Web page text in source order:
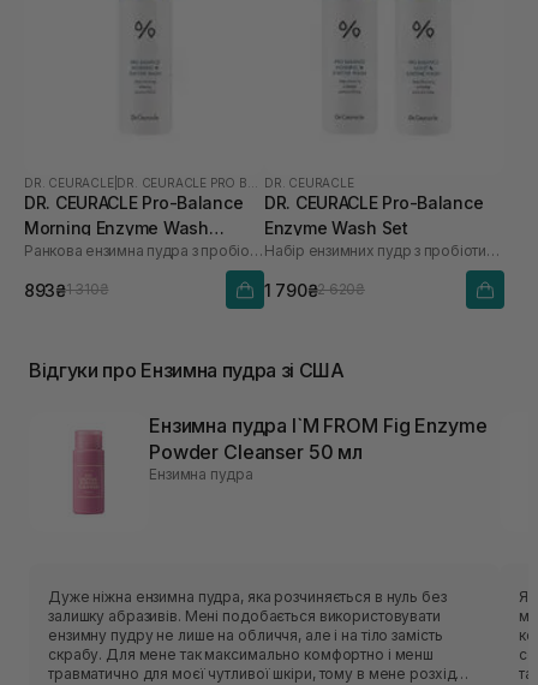
DR. CEURACLE
DR. CEURACLE Pro-Balance
Morning Enzyme Wash
(термін до 01.27р.) 50 г
Ранкова ензимна пудра з пробіотиками
893₴1 310₴
DR. CEURACLE
DR. CEURACLE Pro-Balance
Enzyme Wash Set
Набір ензимних пудр з пробіотиками
1 790₴2 620₴
Відгуки про Ензимна пудра зі США
Ензимна пудра I`M FROM Fig Enzyme
Powder Cleanser 50 мл
Ензимна пудра
Дуже ніжна ензимна пудра, яка розчиняється в нуль без
залишку абразивів. Мені подобається використовувати
ензимну пудру не лише на обличчя, але і на тіло замість
скрабу. Для мене так максимально комфортно і менш
травматично для моєї чутливої шкіри, тому в мене розхід
Я